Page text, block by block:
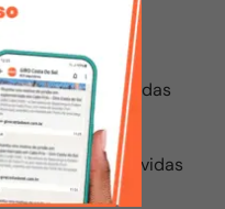
e juros:
para dívidas
parcelas para dívidas